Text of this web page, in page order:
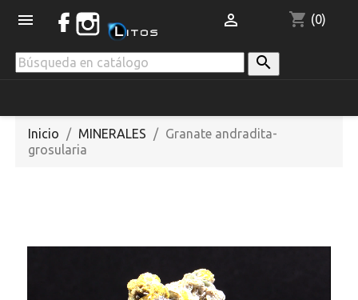
 shopping_cart (0)


Inicio MINERALES
Granate andradita-
grosularia